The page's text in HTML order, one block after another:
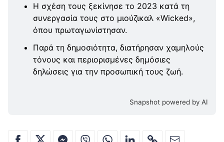
Η σχέση τους ξεκίνησε το 2023 κατά τη
συνεργασία τους στο μιούζικαλ «Wicked»,
όπου πρωταγωνίστησαν.
Παρά τη δημοσιότητα, διατήρησαν χαμηλούς
τόνους και περιορισμένες δημόσιες
δηλώσεις για την προσωπική τους ζωή.
Snapshot powered by AI